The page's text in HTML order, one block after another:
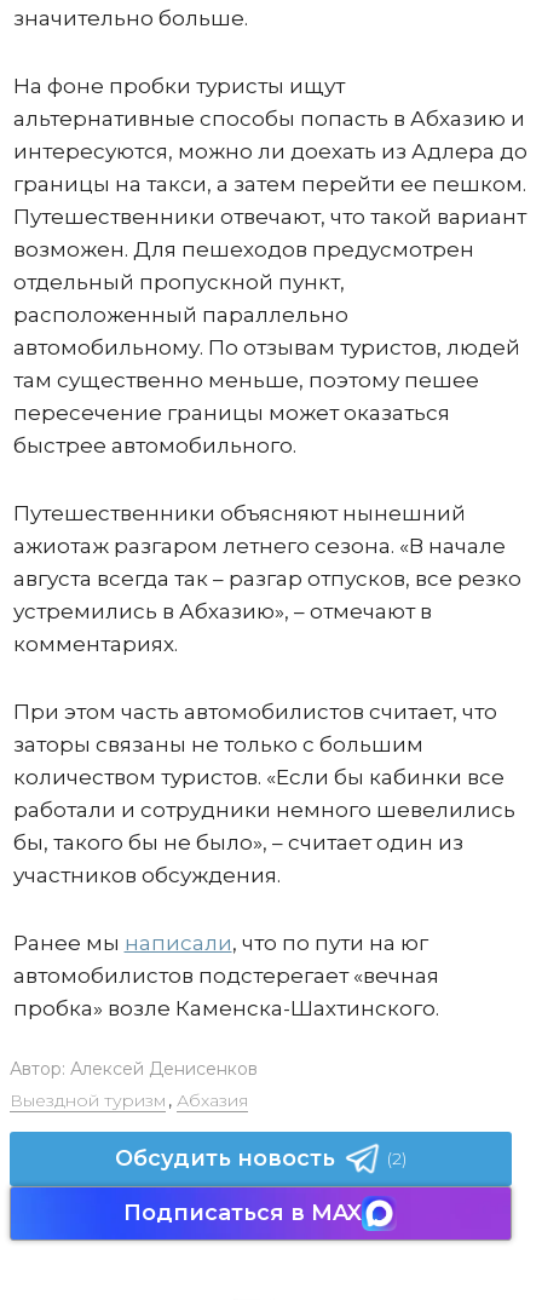
значительно больше.
На фоне пробки туристы ищут
альтернативные способы попасть в Абхазию и
интересуются, можно ли доехать из Адлера до
границы на такси, а затем перейти ее пешком.
Путешественники отвечают, что такой вариант
возможен. Для пешеходов предусмотрен
отдельный пропускной пункт,
расположенный параллельно
автомобильному. По отзывам туристов, людей
там существенно меньше, поэтому пешее
пересечение границы может оказаться
быстрее автомобильного.
Путешественники объясняют нынешний
ажиотаж разгаром летнего сезона. «В начале
августа всегда так – разгар отпусков, все резко
устремились в Абхазию», – отмечают в
комментариях.
При этом часть автомобилистов считает, что
заторы связаны не только с большим
количеством туристов. «Если бы кабинки все
работали и сотрудники немного шевелились
бы, такого бы не было», – считает один из
участников обсуждения.
Ранее мы написали, что по пути на юг
автомобилистов подстерегает «вечная
пробка» возле Каменска-Шахтинского.
Автор: Алексей Денисенков
Выездной туризм , Абхазия
Обсудить новость (2)
Подписаться в MAX